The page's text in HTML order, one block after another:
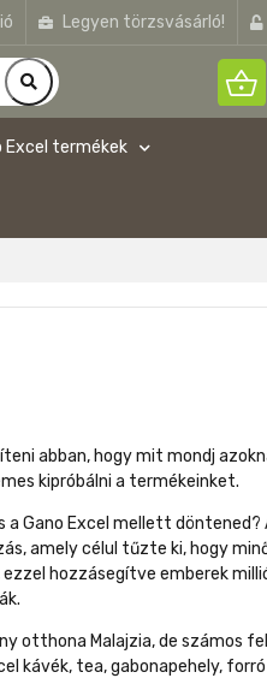
Legyen törzsvásárló!
shopping_basket
Excel termékek
abban, hogy mit mondj
kipróbálni a termékeinket.
Gano Excel mellett döntened?
amely célul tűzte ki, hogy
hozzásegítve emberek
otthona Malajzia, de számos
kávék, tea, gabonapehely, forró